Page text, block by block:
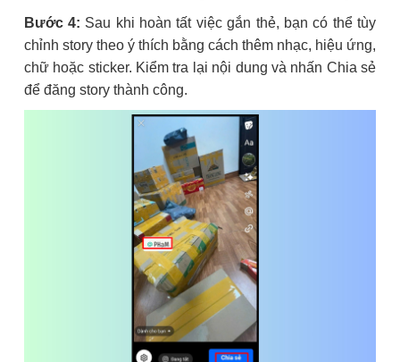
Bước 4: Sau khi hoàn tất việc gắn thẻ, bạn có thể tùy
chỉnh story theo ý thích bằng cách thêm nhạc, hiệu ứng,
chữ hoặc sticker. Kiểm tra lại nội dung và nhấn Chia sẻ
để đăng story thành công.